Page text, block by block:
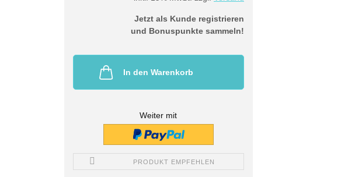
Jetzt als Kunde registrieren
und Bonuspunkte sammeln!
In den Warenkorb
Weiter mit
PRODUKT EMPFEHLEN